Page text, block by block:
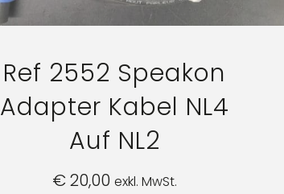
Ref 2552 Speakon
Adapter Kabel NL4
Auf NL2
€20,00 exkl. MwSt.